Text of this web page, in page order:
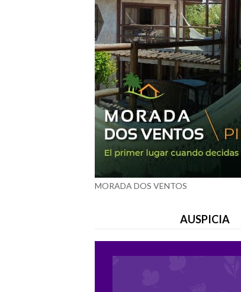
MORADA DOS VENTOS
AUSPICIA